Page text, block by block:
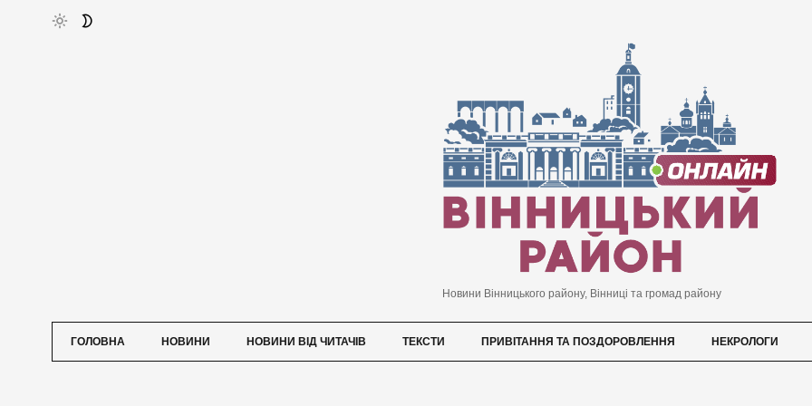
Новини Вінницького району, Вінниці та громад району
ГОЛОВНА НОВИНИ НОВИНИ ВІД ЧИТАЧІВ ТЕКСТИ ПРИВІТАННЯ ТА ПОЗДОРОВЛЕННЯ НЕКРОЛОГИ